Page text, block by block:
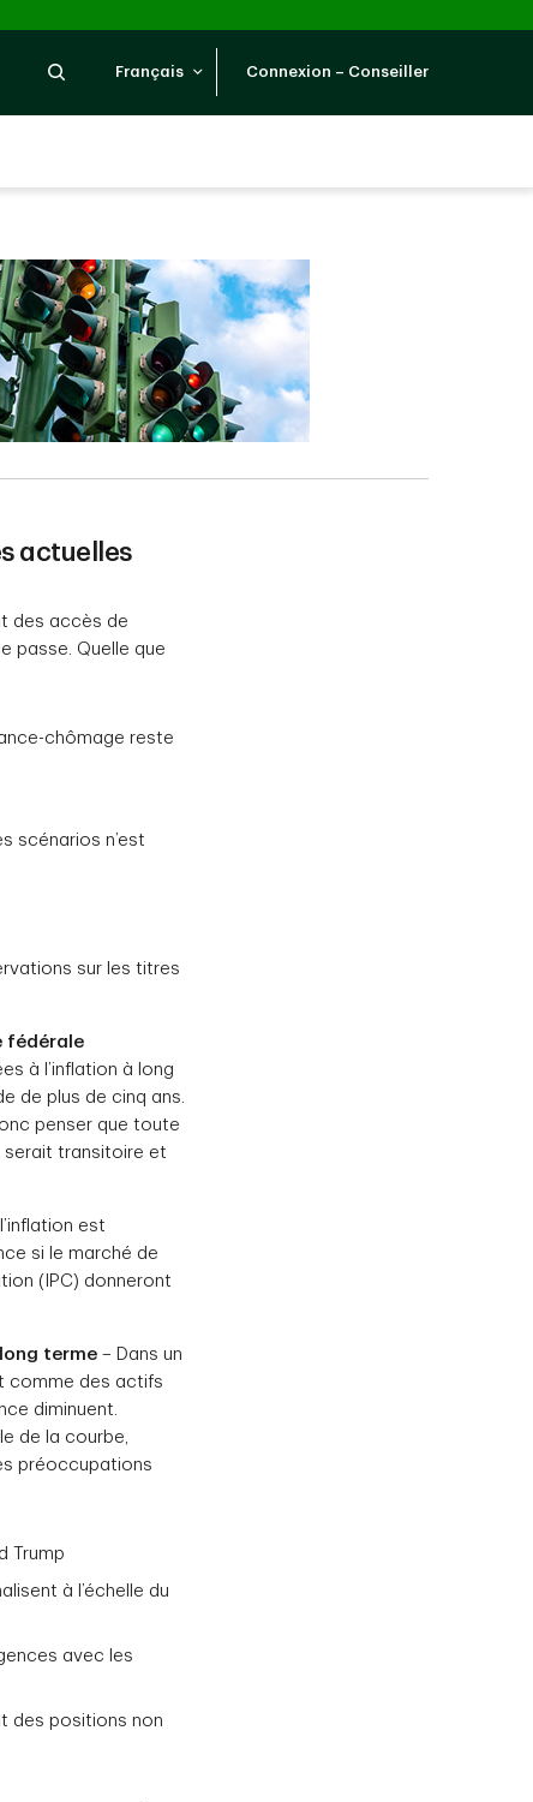
Recherche
Français Connexion – Conseiller
actuelles
des accès de
passe. Quelle que
chômage reste
scénarios n’est
sur les titres
fédérale
à l’inflation à long
de plus de cinq ans.
penser que toute
serait transitoire et
est
si le marché de
(IPC) donneront
terme – Dans un
comme des actifs
diminuent.
de la courbe,
préoccupations
Trump
à l’échelle du
avec les
des positions non